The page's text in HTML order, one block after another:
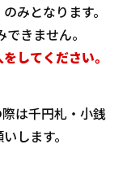
のみとなります。
きません。
してください。
は千円札・小銭
します。